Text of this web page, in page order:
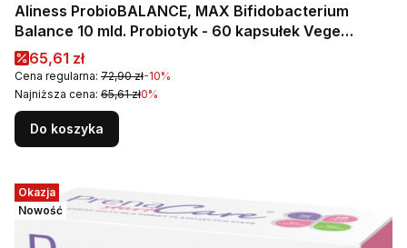
Aliness ProbioBALANCE, MAX Bifidobacterium
Balance 10 mld. Probiotyk - 60 kapsułek Vege
Wspiera prawidłowe funkcjonowanie jelit
Cena promocyjna
65,61 zł
Cena regularna: 72,90 zł-10%
Najniższa cena: 65,61 zł0%
Do koszyka
Okazja
Nowość